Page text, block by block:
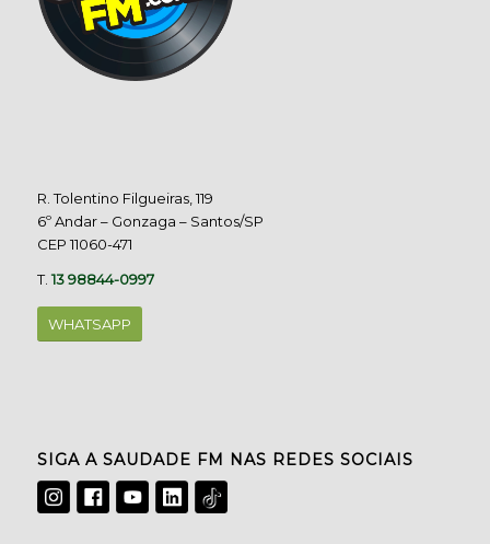
R. Tolentino Filgueiras, 119
6º Andar – Gonzaga – Santos/SP
CEP 11060-471
T.13 98844-0997
WHATSAPP
SIGA A SAUDADE FM NAS REDES SOCIAIS